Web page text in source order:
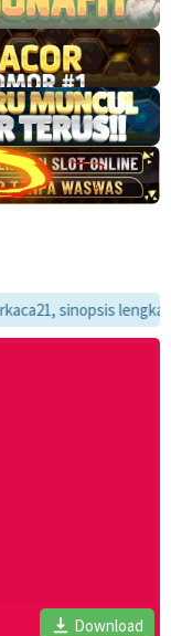
sinopsis lengkap,
Download